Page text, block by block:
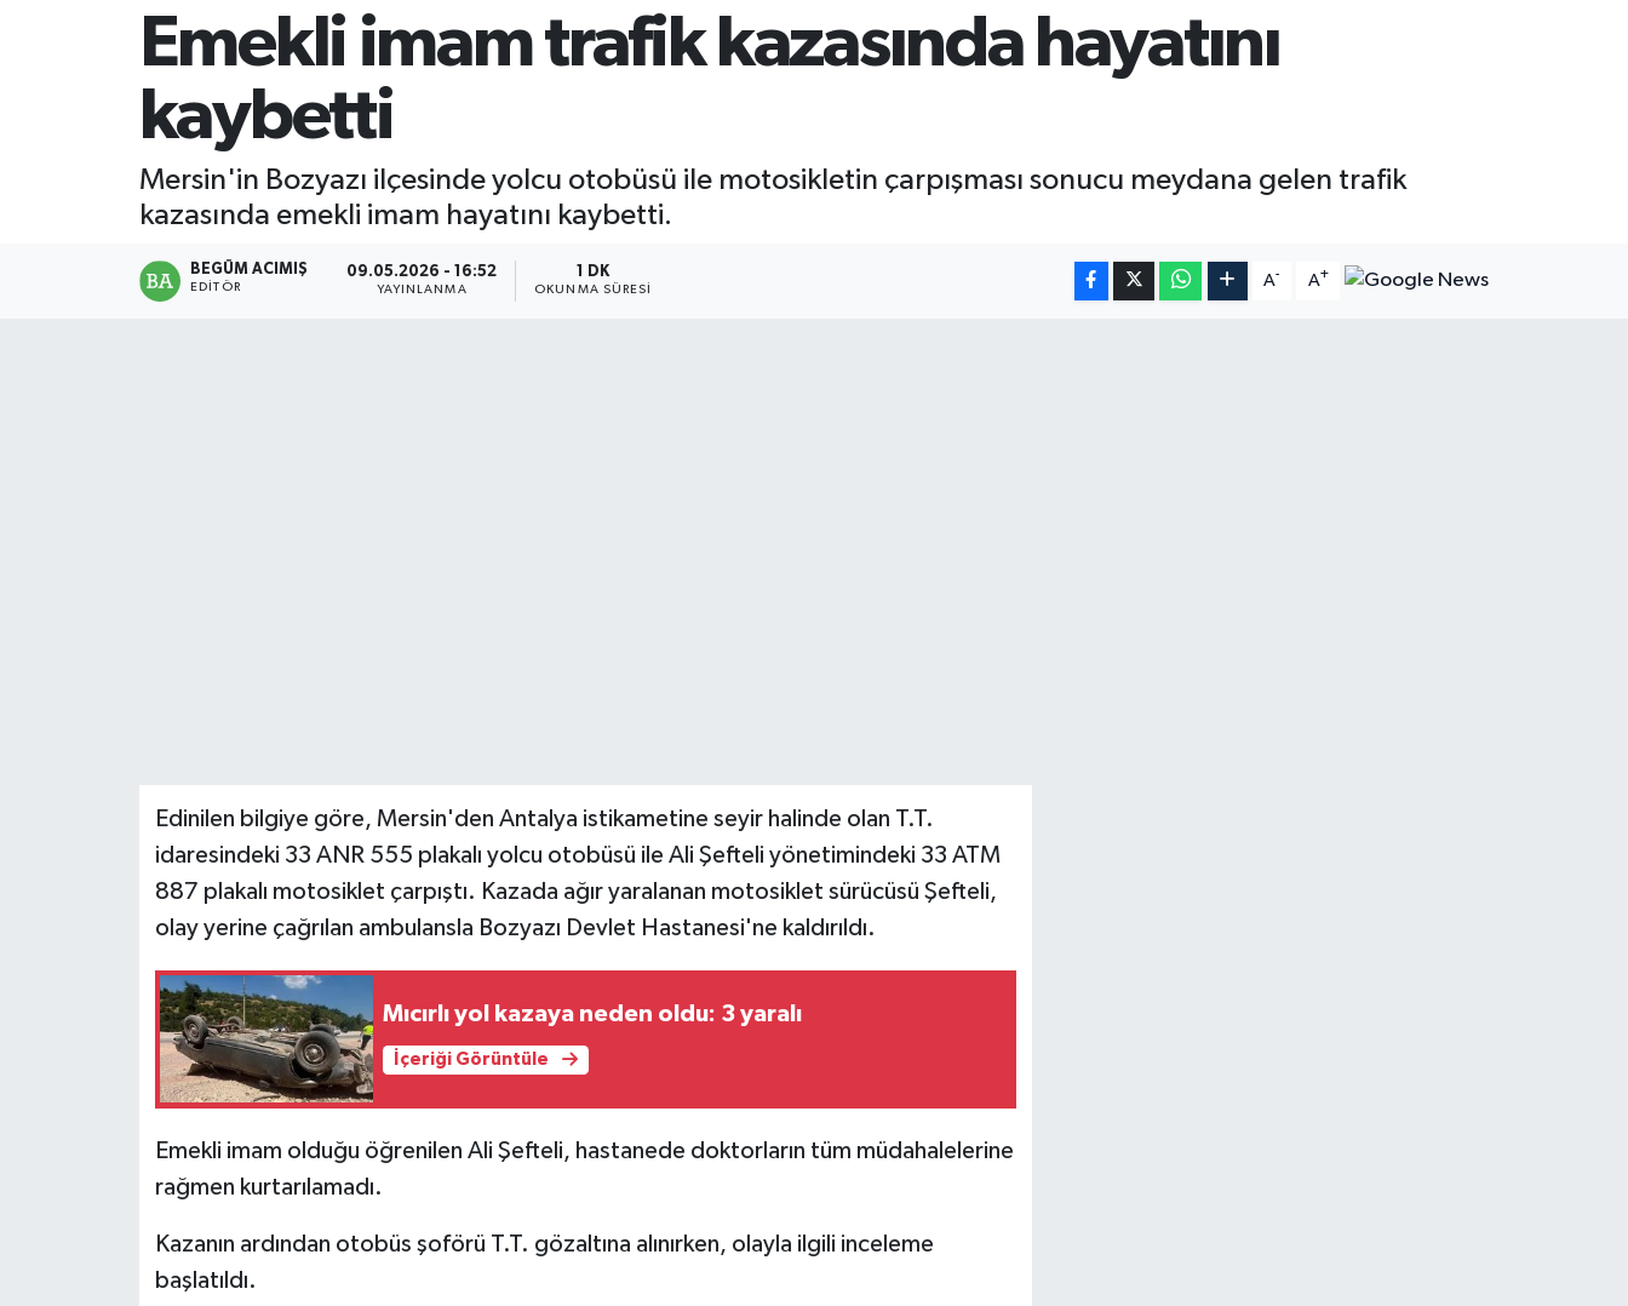
Emekli imam trafik kazasında hayatını
kaybetti
Mersin'in Bozyazı ilçesinde yolcu otobüsü ile motosikletin çarpışması sonucu meydana gelen trafik
kazasında emekli imam hayatını kaybetti.
BEGÜM ACIMIŞ
EDITÖR
09.05.2026 - 16:52
YAYINLANMA
1 DK
OKUNMA SÜRESI
A- A+
Edinilen bilgiye göre, Mersin'den Antalya istikametine seyir halinde olan T.T.
idaresindeki 33 ANR 555 plakalı yolcu otobüsü ile Ali Şefteli yönetimindeki 33 ATM
887 plakalı motosiklet çarpıştı. Kazada ağır yaralanan motosiklet sürücüsü Şefteli,
olay yerine çağrılan ambulansla Bozyazı Devlet Hastanesi'ne kaldırıldı.
Mıcırlı yol kazaya neden oldu: 3 yaralı
İçeriği Görüntüle
Emekli imam olduğu öğrenilen Ali Şefteli, hastanede doktorların tüm müdahalelerine
rağmen kurtarılamadı.
Kazanın ardından otobüs şoförü T.T. gözaltına alınırken, olayla ilgili inceleme
başlatıldı.
Mersin Tarihi
Özel Haber
Politika